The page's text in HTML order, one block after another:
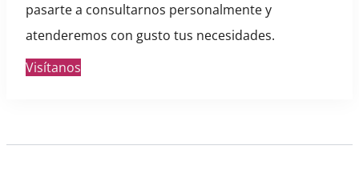
pasarte a consultarnos personalmente y
atenderemos con gusto tus necesidades.
Visítanos